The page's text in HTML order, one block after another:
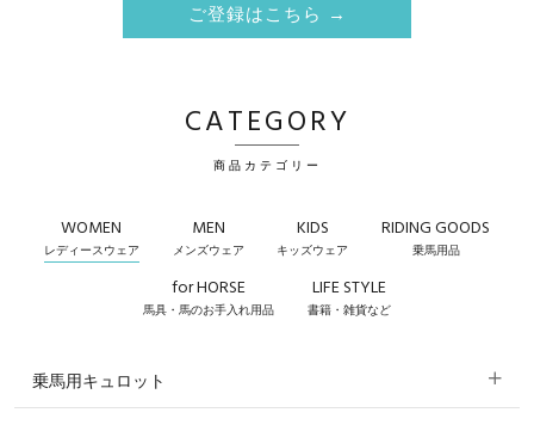
ご登録はこちら →
CATEGORY
商品カテゴリー
WOMEN
レディースウェア
MEN
メンズウェア
KIDS
キッズウェア
RIDING GOODS
乗馬用品
for HORSE
馬具・馬のお手入れ用品
LIFE STYLE
書籍・雑貨など
乗馬用キュロット